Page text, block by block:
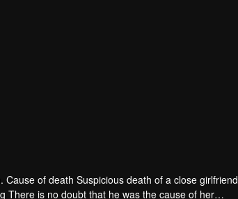
of death Suspicious death of a close girlfriend
There is no doubt that he was the cause of her